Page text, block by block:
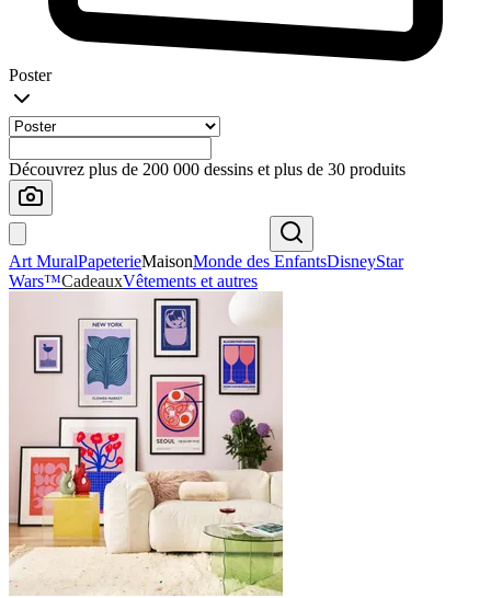
Poster
Découvrez plus de 200 000 dessins et plus de 30 produits
Art MuralPapeterieMaisonMonde des EnfantsDisneyStar
Wars™CadeauxVêtements et autres